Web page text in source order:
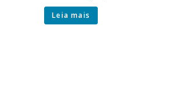
Leia mais